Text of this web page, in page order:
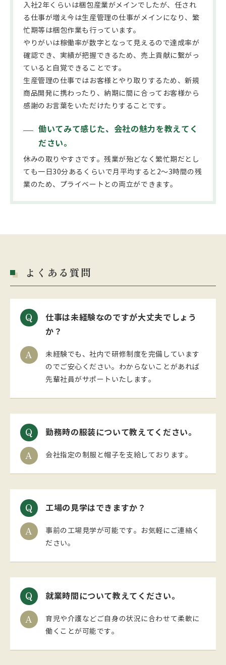
入社2年くらいは梱包産業がメインでしたが、任され
る仕事が増え今は生産管理の仕事がメインになり、繁
忙期等は梱包作業も行っています。
やりがいは稼働率が数字となって見えるので達成率が
確認でき、実績が把握できるため、売上貢献に繋がっ
ていると自覚できることです。
生産管理の仕事ではお客様とやり取りするため、新規
商品開発に携わったり、納期に間に合ってお客様から
感謝のお言葉をいただけたりすることです。
働いてみて感じた、会社の魅力を教えてく
ださい。
休みの取りやすさです。残業が殆どなく繁忙期だとし
ても一日30分あるくらいで月平均すると2～3時間の残
業のため、プライベートとの両立ができます。
よくある質問
仕事は未経験なのですが大丈夫でしょう
か？
未経験でも、社内で研修制度を完備しています
のでご安心ください。わからないことがあれば
先輩社員がサポートいたします。
勤務時の服装について教えてください。
会社指定の制服と帽子を支給しております。
工場の見学はできますか？
事前の工場見学が可能です。お気軽にご連絡く
ださい。
就業時間について教えてください。
育児や介護などご自身の状況に合わせて柔軟に
働くことが可能です。